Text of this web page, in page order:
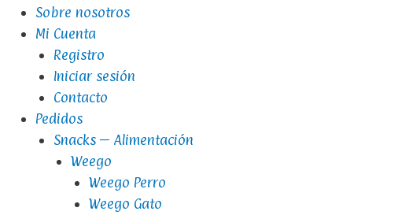
Sobre nosotros
Mi Cuenta
Registro
Iniciar sesión
Contacto
Pedidos
Snacks – Alimentación
Weego
Weego Perro
Weego Gato